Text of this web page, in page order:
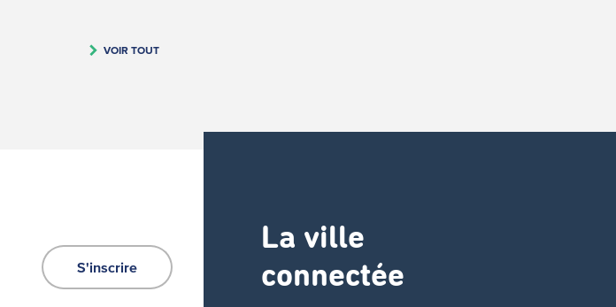
VOIR TOUT
La ville
connectée
S'inscrire